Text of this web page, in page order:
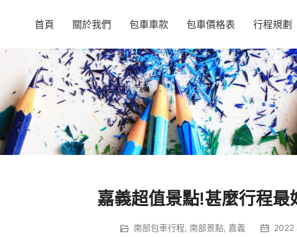
首頁 關於我們 包車車款 包車價格表 行程規劃
嘉義超值景點!甚麼行程
南部包車行程, 南部景點, 嘉義 2022